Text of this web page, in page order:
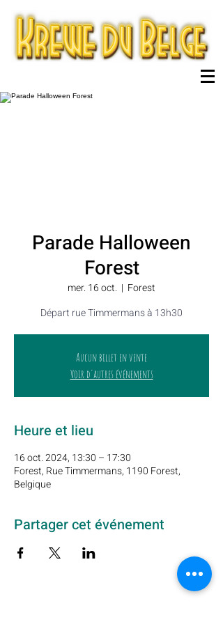
Parade Halloween
Forest
mer. 16 oct.
  |
Forest
Départ rue Timmermans à 13h30
Aucun billet en vente
Voir d'autres événements
Heure et lieu
16 oct. 2024, 13:30 – 17:30
Forest, Rue Timmermans, 1190 Forest,
Belgique
Partager cet événement